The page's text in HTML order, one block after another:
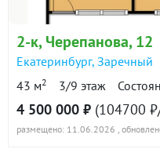
Показать всю историю: 30
2-к, Черепанова, 12
Екатеринбург, Заречный
43 м2 3/9 этаж
4 500 000 ₽ (104700
размещено: 11.06.2026 ,